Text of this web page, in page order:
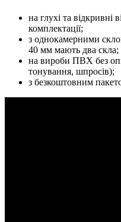
на глухі та відкривні
комплектації;
з однокамерними
40 мм мають два скла;
на вироби ПВХ без
тонування, шпросів);
з безкоштовним